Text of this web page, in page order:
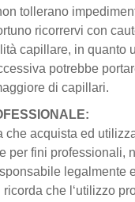
tollerano
ricorrervi con
capillare, in quanto
potrebbe
di capillari.
che acquista ed
per fini professionali,
legalmente
ricorda che l‘utilizzo